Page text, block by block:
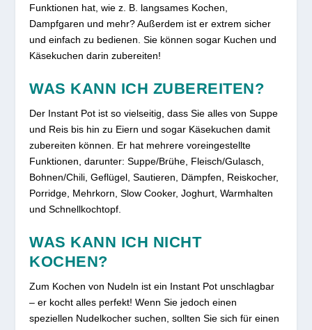
Funktionen hat, wie z. B. langsames Kochen,
Dampfgaren und mehr? Außerdem ist er extrem sicher
und einfach zu bedienen. Sie können sogar Kuchen und
Käsekuchen darin zubereiten!
WAS KANN ICH ZUBEREITEN?
Der Instant Pot ist so vielseitig, dass Sie alles von Suppe
und Reis bis hin zu Eiern und sogar Käsekuchen damit
zubereiten können. Er hat mehrere voreingestellte
Funktionen, darunter: Suppe/Brühe, Fleisch/Gulasch,
Bohnen/Chili, Geflügel, Sautieren, Dämpfen, Reiskocher,
Porridge, Mehrkorn, Slow Cooker, Joghurt, Warmhalten
und Schnellkochtopf.
WAS KANN ICH NICHT
KOCHEN?
Zum Kochen von Nudeln ist ein Instant Pot unschlagbar
– er kocht alles perfekt! Wenn Sie jedoch einen
speziellen Nudelkocher suchen, sollten Sie sich für einen